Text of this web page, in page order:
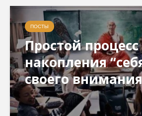
ПОСТЫ
Простой процесс
накопления
своего